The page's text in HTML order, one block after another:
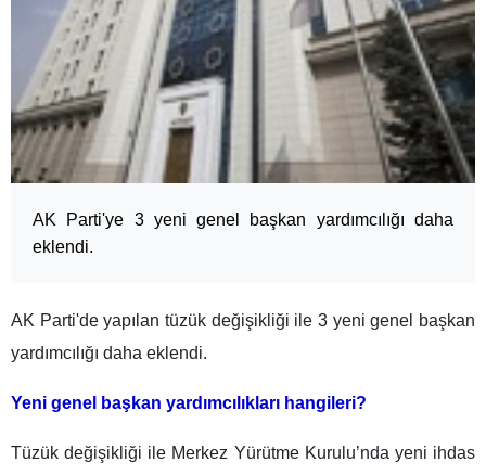
AK Parti'ye 3 yeni genel başkan yardımcılığı daha
eklendi.
AK Parti'de yapılan tüzük değişikliği ile 3 yeni genel başkan
yardımcılığı daha eklendi.
Yeni genel başkan yardımcılıkları hangileri?
Tüzük değişikliği ile Merkez Yürütme Kurulu’nda yeni ihdas